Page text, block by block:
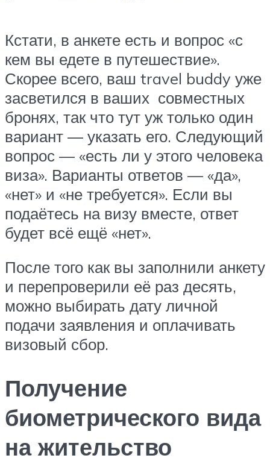
Кстати, в анкете есть и вопрос «с
кем вы едете в путешествие».
Скорее всего, ваш travel buddy уже
засветился в ваших совместных
бронях, так что тут уж только один
вариант — указать его. Следующий
вопрос — «есть ли у этого человека
виза». Варианты ответов — «да»,
«нет» и «не требуется». Если вы
подаётесь на визу вместе, ответ
будет всё ещё «нет».
После того как вы заполнили анкету
и перепроверили её раз десять,
можно выбирать дату личной
подачи заявления и оплачивать
визовый сбор.
Получение
биометрического вида
на жительство